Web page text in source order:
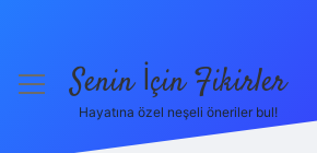
menüyüSenin İçin Fikirler
Hayatına özel neşeli öneriler bul!